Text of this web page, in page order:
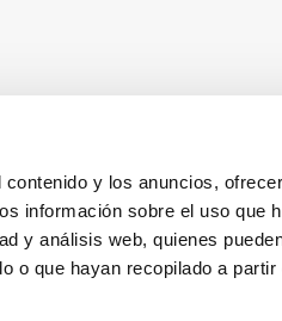
y los anuncios,
información sobre el uso que
y análisis web, quienes
o que hayan recopilado a partir
Contacto
Conoce a Cooltra
Notas de prensa